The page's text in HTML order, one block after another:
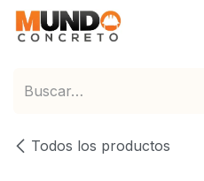
Ir al contenido
Todos los productos